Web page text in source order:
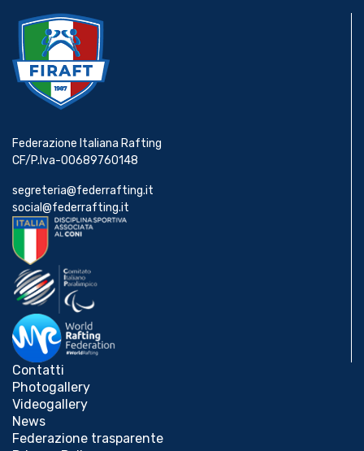
Federazione Italiana Rafting
CF/P.Iva-00689760148
segreteria@federrafting.it
social@federrafting.it
Contatti
Photogallery
Videogallery
News
Federazione trasparente